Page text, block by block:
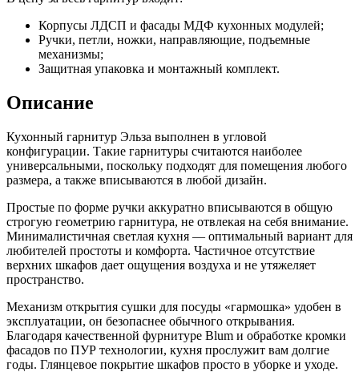
Корпусы ЛДСП и фасады МДФ кухонных модулей;
Ручки, петли, ножки, направляющие, подъемные
механизмы;
Защитная упаковка и монтажный комплект.
Описание
Кухонный гарнитур Эльза выполнен в угловой
конфигурации. Такие гарнитуры считаются наиболее
универсальными, поскольку подходят для помещения любого
размера, а также вписываются в любой дизайн.
Простые по форме ручки аккуратно вписываются в общую
строгую геометрию гарнитура, не отвлекая на себя внимание.
Минималистичная светлая кухня — оптимальный вариант для
любителей простоты и комфорта. Частичное отсутствие
верхних шкафов дает ощущения воздуха и не утяжеляет
пространство.
Механизм открытия сушки для посуды «гармошка» удобен в
эксплуатации, он безопаснее обычного открывания.
Благодаря качественной фурнитуре Blum и обработке кромки
фасадов по ПУР технологии, кухня прослужит вам долгие
годы. Глянцевое покрытие шкафов просто в уборке и уходе.